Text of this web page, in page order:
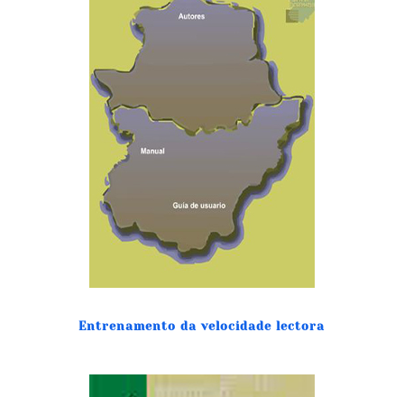
Entrenamento da velocidade lectora